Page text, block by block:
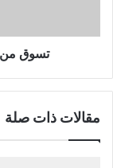
تسوق من
مقالات ذات صلة